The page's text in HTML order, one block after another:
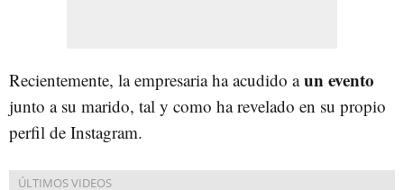
Recientemente, la empresaria ha acudido aun evento
junto a su marido, tal y como ha revelado en su propio
perfil de Instagram.